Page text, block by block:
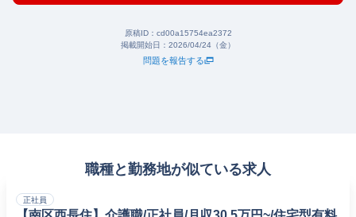
原稿ID： cd00a15754ea2372
掲載開始日： 2026/04/24（金）
問題を報告する
職種と勤務地が似ている求人
正社員